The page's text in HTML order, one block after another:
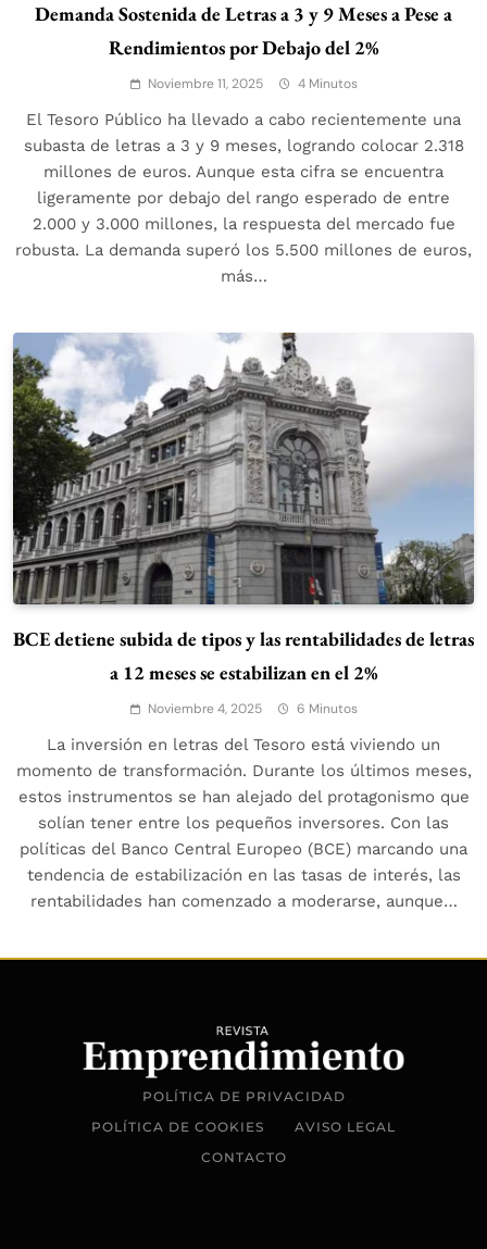
Demanda Sostenida de Letras a 3 y 9 Meses a Pese a
Rendimientos por Debajo del 2%
Noviembre 11, 2025 4 Minutos
El Tesoro Público ha llevado a cabo recientemente una
subasta de letras a 3 y 9 meses, logrando colocar 2.318
millones de euros. Aunque esta cifra se encuentra
ligeramente por debajo del rango esperado de entre
2.000 y 3.000 millones, la respuesta del mercado fue
robusta. La demanda superó los 5.500 millones de euros,
más…
BCE detiene subida de tipos y las rentabilidades de letras
a 12 meses se estabilizan en el 2%
Noviembre 4, 2025 6 Minutos
La inversión en letras del Tesoro está viviendo un
momento de transformación. Durante los últimos meses,
estos instrumentos se han alejado del protagonismo que
solían tener entre los pequeños inversores. Con las
políticas del Banco Central Europeo (BCE) marcando una
tendencia de estabilización en las tasas de interés, las
rentabilidades han comenzado a moderarse, aunque…
POLÍTICA DE PRIVACIDAD
POLÍTICA DE COOKIES
AVISO LEGAL
CONTACTO